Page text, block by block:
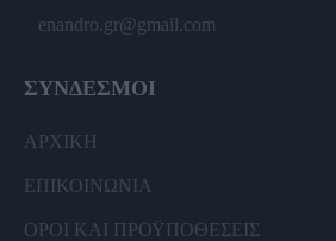
enandro.gr@gmail.com
ΣΥΝΔΕΣΜΟΙ
ΑΡΧΙΚΗ
ΕΠΙΚΟΙΝΩΝΙΑ
ΟΡΟΙ ΚΑΙ ΠΡΟΫΠΟΘΕΣΕΙΣ